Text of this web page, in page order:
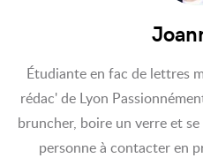
Étudiante en fac de lettres
rédac' de Lyon
bruncher, boire un verre et
personne à contacter en